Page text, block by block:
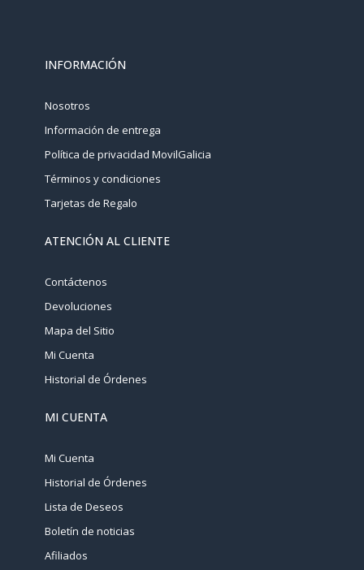
INFORMACIÓN
Nosotros
Información de entrega
Política de privacidad MovilGalicia
Términos y condiciones
Tarjetas de Regalo
ATENCIÓN AL CLIENTE
Contáctenos
Devoluciones
Mapa del Sitio
Mi Cuenta
Historial de Órdenes
MI CUENTA
Mi Cuenta
Historial de Órdenes
Lista de Deseos
Boletín de noticias
Afiliados